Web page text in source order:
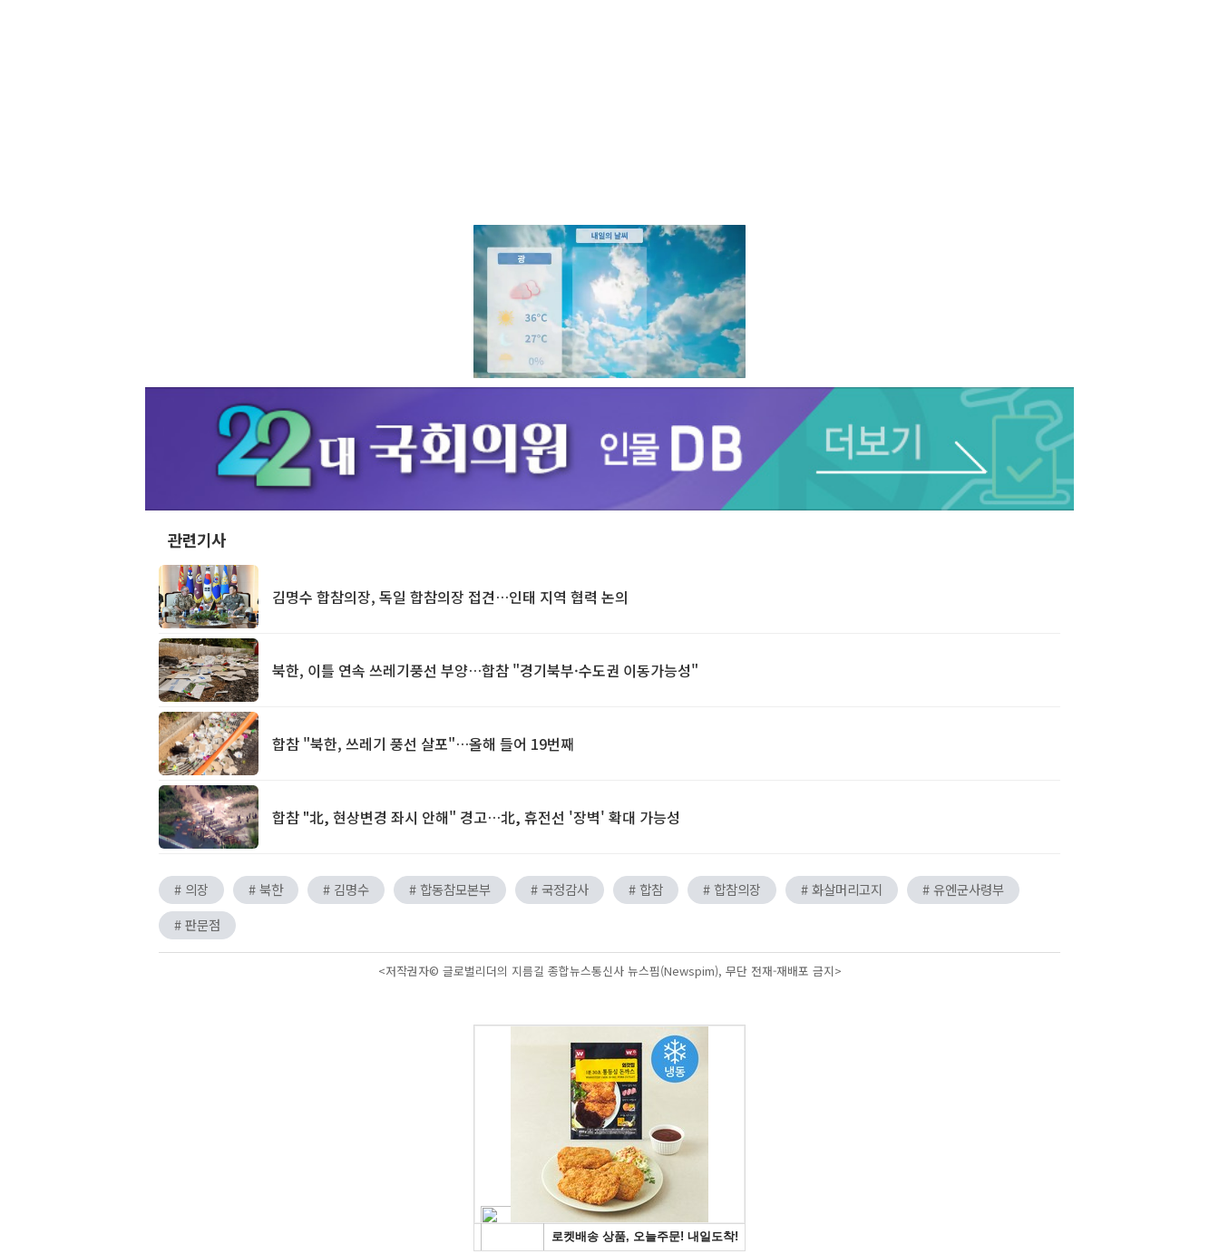
Unmute
관련기사
김명수 합참의장, 독일 합참의장 접견…인태 지역 협력 논의
북한, 이틀 연속 쓰레기풍선 부양…합참 "경기북부·수도권 이동가능성"
합참 "북한, 쓰레기 풍선 살포"…올해 들어 19번째
합참 "北, 현상변경 좌시 안해" 경고…北, 휴전선 '장벽' 확대 가능성
# 의장 # 북한 # 김명수 # 합동참모본부 # 국정감사 # 합참 # 합참의장 # 화살머리고지
# 유엔군사령부
# 판문점
<저작권자© 글로벌리더의 지름길 종합뉴스통신사 뉴스핌(Newspim), 무단 전재-재배포 금지>